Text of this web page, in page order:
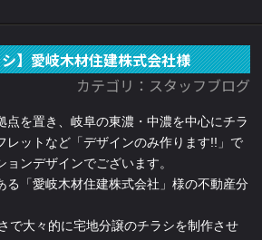
】愛岐木材住建株式会社様
カテゴリ：スタッフブログ
点を置き、岐阜の東濃・中濃を中心にチラ
レットなど「デザインのみ作ります!!」で
ンデザインでございます。
る「愛岐木材住建株式会社」様の不動産分
で大々的に宅地分譲のチラシを制作させ